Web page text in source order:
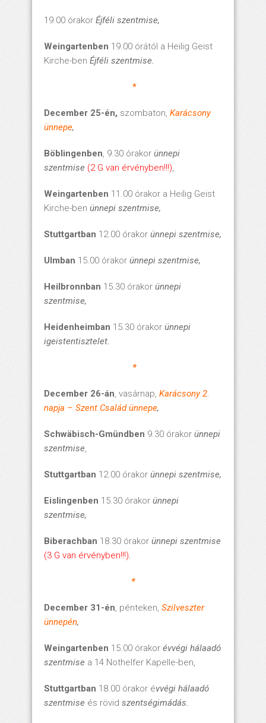
19.00 órakor Éjféli szentmise,
Weingartenben 19.00 órától a Heilig Geist
Kirche-ben Éjféli szentmise.
*
December 25-én, szombaton, Karácsony
ünnepe,
Böblingenben, 9.30 órakor ünnepi
szentmise (2 G van érvényben!!!),
Weingartenben 11.00 órakor a Heilig Geist
Kirche-ben ünnepi szentmise,
Stuttgartban 12.00 órakor ünnepi szentmise,
Ulmban 15.00 órakor ünnepi szentmise,
Heilbronnban 15.30 órakor ünnepi
szentmise,
Heidenheimban 15.30 órakor ünnepi
igeistentisztelet.
*
December 26-án, vasárnap, Karácsony 2.
napja – Szent Család ünnepe,
Schwäbisch-Gmündben 9.30 órakor ünnepi
szentmise,
Stuttgartban 12.00 órakor ünnepi szentmise,
Eislingenben 15.30 órakor ünnepi
szentmise,
Biberachban 18.30 órakor ünnepi szentmise
(3 G van érvényben!!!).
*
December 31-én, pénteken, Szilveszter
ünnepén,
Weingartenben 15.00 órakor évvégi hálaadó
szentmise a 14 Nothelfer Kapelle-ben,
Stuttgartban 18.00 órakor évvégi hálaadó
szentmise és rövid szentségimádás.